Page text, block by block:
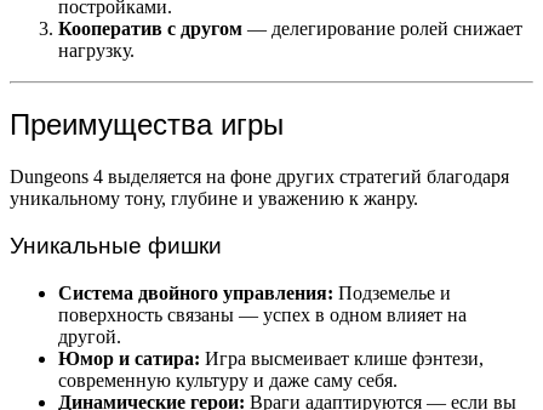
постройками.
Кооператив с другом — делегирование ролей снижает
нагрузку.
Преимущества игры
Dungeons 4 выделяется на фоне других стратегий благодаря
уникальному тону, глубине и уважению к жанру.
Уникальные фишки
Система двойного управления: Подземелье и
поверхность связаны — успех в одном влияет на
другой.
Юмор и сатира: Игра высмеивает клише фэнтези,
современную культуру и даже саму себя.
Динамические герои: Враги адаптируются — если вы